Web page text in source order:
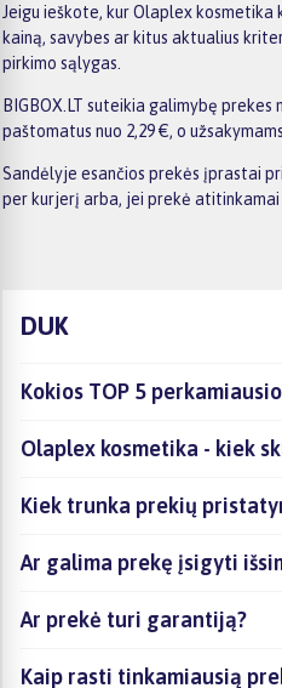
Jeigu ieškote, kur Olaplex
kainą, savybes ar kitus aktualius
pirkimo sąlygas.
BIGBOX.LT suteikia galimybę
paštomatus nuo 2,29 €, o
Sandėlyje esančios prekės įprastai
per kurjerį arba, jei prekė atitinkamai
DUK
Kokios TOP 5
Olaplex kosmetika - kiek
Kiek trunka prekių
Ar galima prekę įsigyti
Ar prekė turi garantiją?
Kaip rasti tinkamiausią